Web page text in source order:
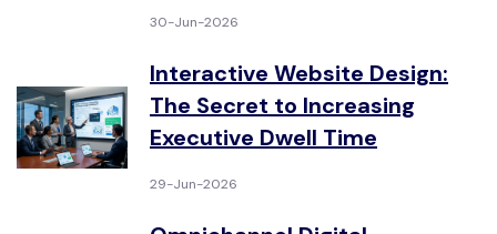
30-Jun-2026
Interactive Website Design:
The Secret to Increasing
Executive Dwell Time
29-Jun-2026